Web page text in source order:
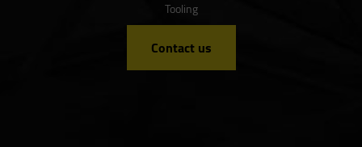
Tooling
Contact us